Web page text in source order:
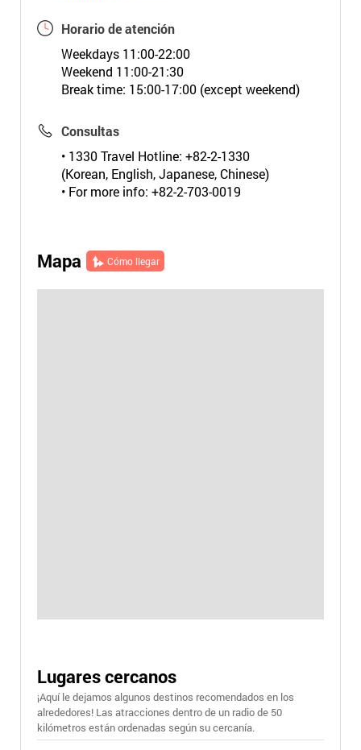
Horario de atención
Weekdays 11:00-22:00
Weekend 11:00-21:30
Break time: 15:00-17:00 (except weekend)
Consultas
• 1330 Travel Hotline: +82-2-1330
(Korean, English, Japanese, Chinese)
• For more info: +82-2-703-0019
Mapa Cómo llegar
Lugares cercanos
¡Aquí le dejamos algunos destinos recomendados en los
alrededores! Las atracciones dentro de un radio de 50
kilómetros están ordenadas según su cercanía.